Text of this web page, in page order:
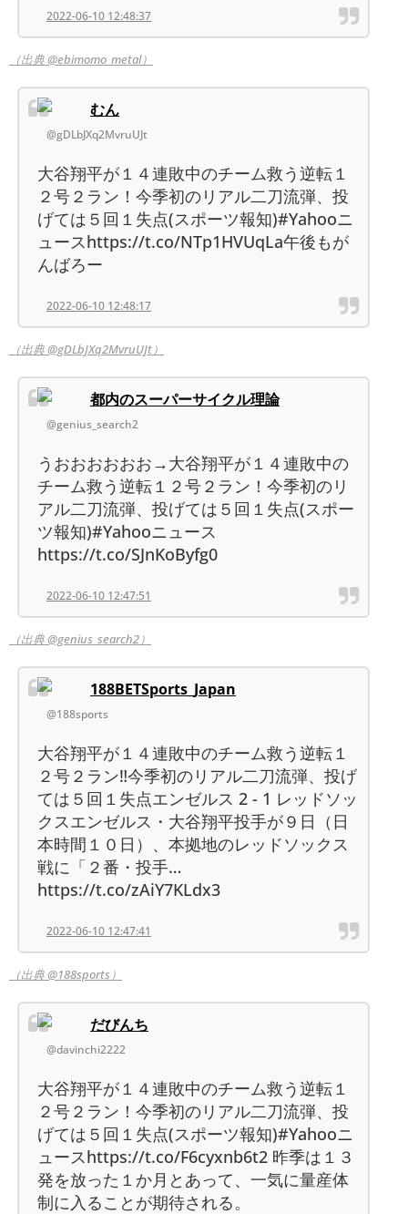
2022-06-10 12:48:37
（出典 @ebimomo_metal）
むん
@gDLbJXq2MvruUJt
大谷翔平が１４連敗中のチーム救う逆転１
２号２ラン！今季初のリアル二刀流弾、投
げては５回１失点(スポーツ報知)#Yahooニ
ュースhttps://t.co/NTp1HVUqLa午後もが
んばろー
2022-06-10 12:48:17
（出典 @gDLbJXq2MvruUJt）
都内のスーパーサイクル理論
@genius_search2
うおおおおおお→大谷翔平が１４連敗中の
チーム救う逆転１２号２ラン！今季初のリ
アル二刀流弾、投げては５回１失点(スポー
ツ報知)#Yahooニュース
https://t.co/SJnKoByfg0
2022-06-10 12:47:51
（出典 @genius_search2）
188BETSports_Japan
@188sports
大谷翔平が１４連敗中のチーム救う逆転１
２号２ラン‼️今季初のリアル二刀流弾、投げ
ては５回１失点エンゼルス 2 - 1 レッドソッ
クスエンゼルス・大谷翔平投手が９日（日
本時間１０日）、本拠地のレッドソックス
戦に「２番・投手…
https://t.co/zAiY7KLdx3
2022-06-10 12:47:41
（出典 @188sports）
だびんち
@davinchi2222
大谷翔平が１４連敗中のチーム救う逆転１
２号２ラン！今季初のリアル二刀流弾、投
げては５回１失点(スポーツ報知)#Yahooニ
ュースhttps://t.co/F6cyxnb6t2 昨季は１３
発を放った１か月とあって、一気に量産体
制に入ることが期待される。